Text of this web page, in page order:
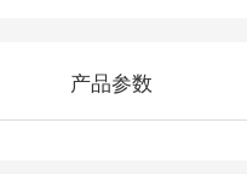
产品参数